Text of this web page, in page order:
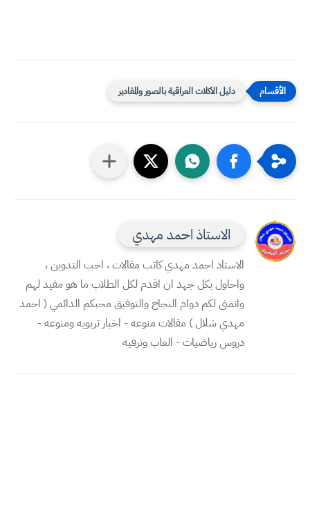
دليل الاكلات العراقية بالصور والمقادير
الاستاذ احمد مهدي
الاستاذ احمد مهدي كاتب مقالات ، احب التدوين ،
واحاول بكل جهد ان اقدم لكل الطلاب ما هو مفيد لهم
واتمنى لكم دوام النجاح والتوفيق محبكم الدائمي ( احمد
مهدي شلال ) مقالات منوعه - اخبار تربويه ومنوعه -
دروس رياضيات - العاب وترفيه